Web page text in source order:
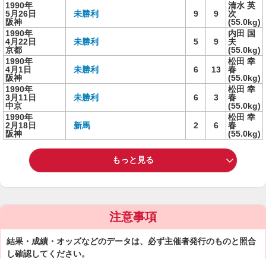
1990年
5月26日
阪神
未勝利 9 9
清水 英
次
(55.0kg)
1990年
4月22日
京都
未勝利 5 9
内田 国
夫
(55.0kg)
1990年
4月1日
阪神
未勝利 6 13
松田 幸
春
(55.0kg)
1990年
3月11日
中京
未勝利 6 3
松田 幸
春
(55.0kg)
1990年
2月18日
阪神
新馬 2 6
松田 幸
春
(55.0kg)
もっと見る
注意事項
結果・成績・オッズなどのデータは、必ず主催者発行のものと照合
し確認してください。